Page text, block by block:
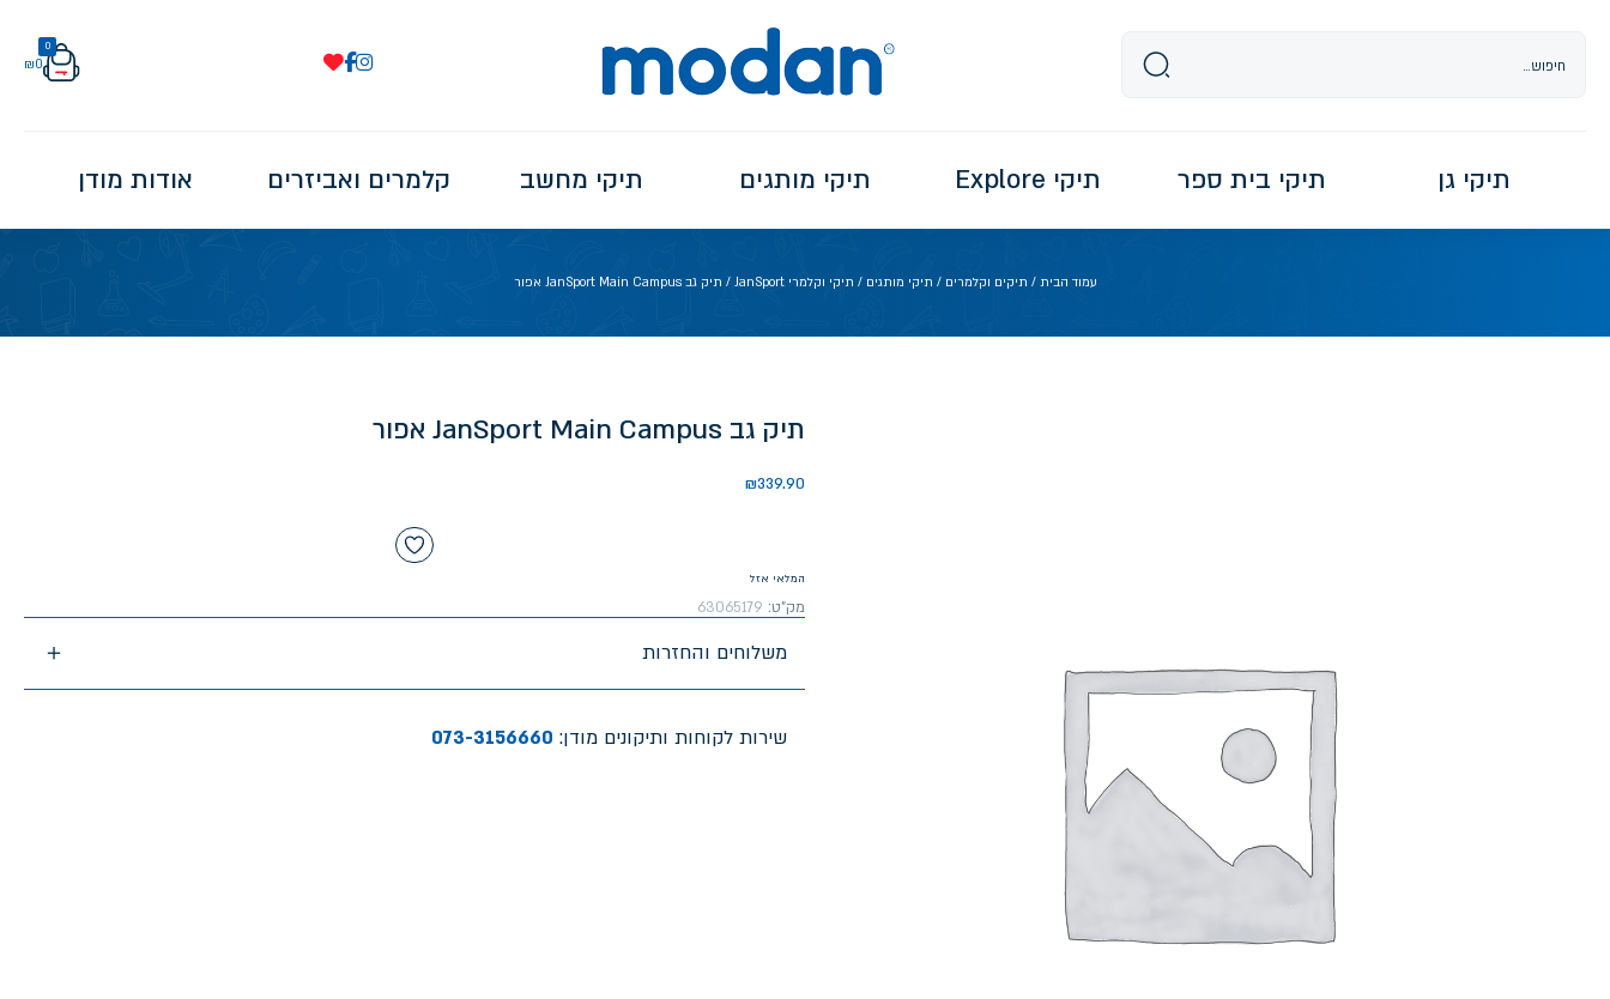
0
₪0
תיקי גן תיקי בית ספר תיקי Explore תיקי מותגים תיקי מחשב קלמרים ואביזרים אודות מודן
עמוד הבית / תיקים וקלמרים / תיקי מותגים / תיקי וקלמרי JanSport / תיק גב JanSport Main Campus אפור
תיק גב JanSport Main Campus אפור
₪339.90
המלאי אזל
מק"ט: 63065179
משלוחים והחזרות
שירות לקוחות ותיקונים מודן: 073-3156660